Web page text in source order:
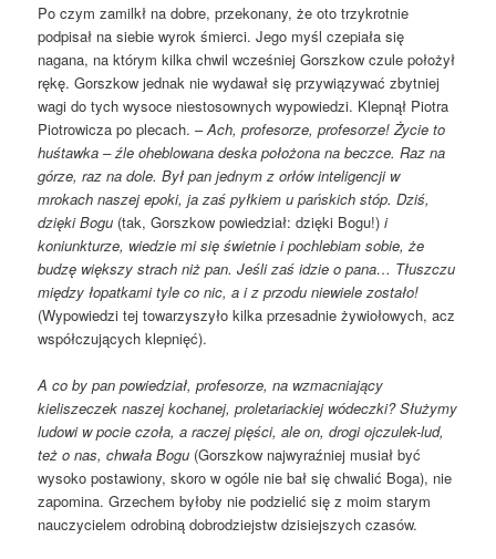
Po czym zamilkł na dobre, przekonany, że oto trzykrotnie
podpisał na siebie wyrok śmierci. Jego myśl czepiała się
nagana, na którym kilka chwil wcześniej Gorszkow czule położył
rękę. Gorszkow jednak nie wydawał się przywiązywać zbytniej
wagi do tych wysoce niestosownych wypowiedzi. Klepnął Piotra
Piotrowicza po plecach. –Ach, profesorze, profesorze! Życie to
huśtawka – źle oheblowana deska położona na beczce. Raz na
górze, raz na dole. Był pan jednym z orłów inteligencji w
mrokach naszej epoki, ja zaś pyłkiem u pańskich stóp. Dziś,
dzięki Bogu (tak, Gorszkow powiedział: dzięki Bogu!)i
koniunkturze, wiedzie mi się świetnie i pochlebiam sobie, że
budzę większy strach niż pan. Jeśli zaś idzie o pana… Tłuszczu
między łopatkami tyle co nic, a i z przodu niewiele zostało!
(Wypowiedzi tej towarzyszyło kilka przesadnie żywiołowych, acz
współczujących klepnięć).
A co by pan powiedział, profesorze, na wzmacniający
kieliszeczek naszej kochanej, proletariackiej wódeczki? Służymy
ludowi w pocie czoła, a raczej pięści, ale on, drogi ojczulek-lud,
też o nas, chwała Bogu (Gorszkow najwyraźniej musiał być
wysoko postawiony, skoro w ogóle nie bał się chwalić Boga), nie
zapomina. Grzechem byłoby nie podzielić się z moim starym
nauczycielem odrobiną dobrodziejstw dzisiejszych czasów.